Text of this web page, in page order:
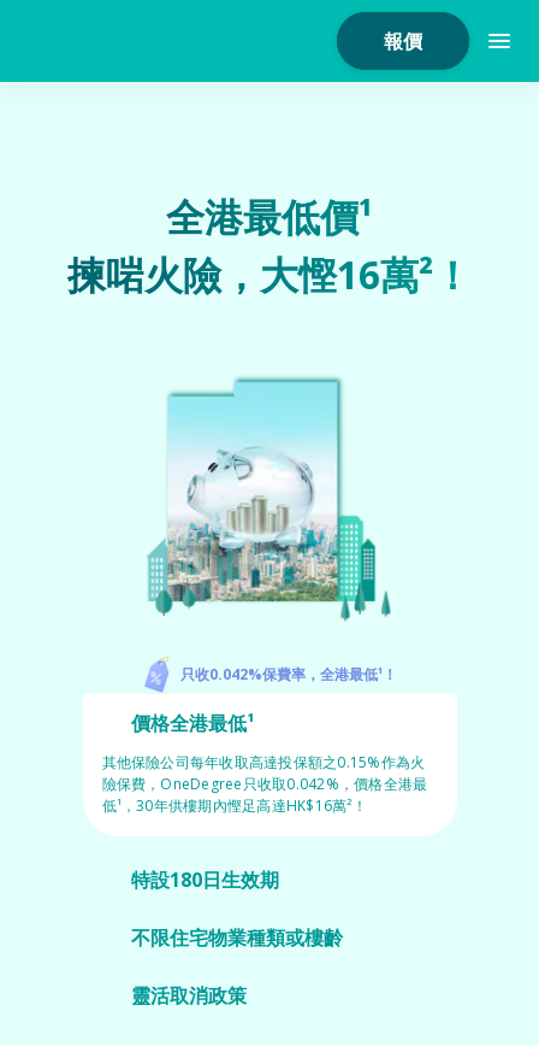
報價
家居保險
龜鳥保險
價格全港最低¹
其他保險公司每年收取高達投保額之0.15%作為火
險保費，OneDegree只收取0.042%，價格全港最
低¹，30年供樓期內慳足高達HK$16萬²！
特設180日生效期
不限住宅物業種類或樓齡
靈活取消政策
全港最低價¹
揀啱火險，大慳16萬²！
只收0.042%保費率，全港最低¹！